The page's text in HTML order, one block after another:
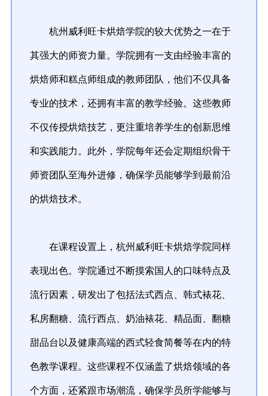
杭州威利旺卡烘焙学院的较大优势之一在于
其强大的师资力量。学院拥有一支由经验丰富的
烘焙师和糕点师组成的教师团队，他们不仅具备
专业的技术，还拥有丰富的教学经验。这些教师
不仅传授烘焙技艺，更注重培养学生的创新思维
和实践能力。此外，学院每年还会定期组织骨干
师资团队至海外进修，确保学员能够学到最前沿
的烘焙技术。
在课程设置上，杭州威利旺卡烘焙学院同样
表现出色。学院通过不断摸索国人的口味特点及
流行因素，研发出了包括法式西点、韩式裱花、
私房翻糖、流行西点、奶油裱花、精品面、翻糖
甜品台以及健康高端的西式轻食简餐等在内的特
色教学课程。这些课程不仅涵盖了烘焙领域的各
个方面，还紧跟市场潮流，确保学员所学能够与